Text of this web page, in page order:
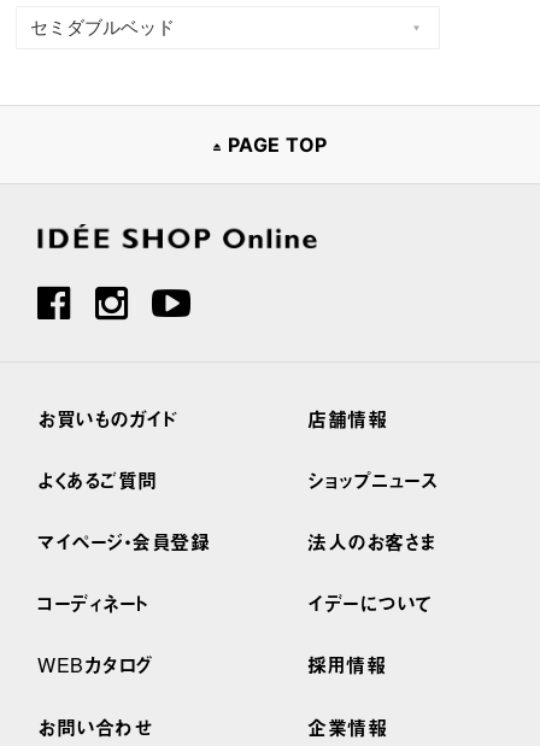
PAGE TOP
お買いものガイド
よくあるご質問
マイページ・会員登録
コーディネート
WEBカタログ
お問い合わせ
店舗情報
ショップニュース
法人のお客さま
イデーについて
採用情報
企業情報